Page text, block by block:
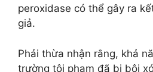
peroxidase có thể gây ra
giả.
Phải thừa nhận rằng, khả
trường tội phạm đã bị bôi